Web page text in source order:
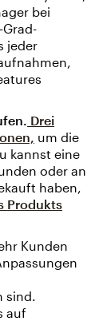
bei
jeder
Drei
um die
kannst eine
oder an
haben,
Produkts
Kunden
sind.
auf